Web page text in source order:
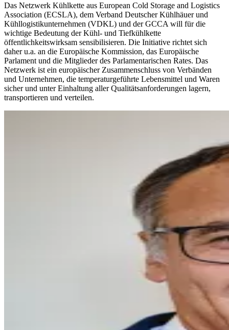
Das Netzwerk Kühlkette aus European Cold Storage and Logistics
Association (ECSLA), dem Verband Deutscher Kühlhäuer und
Kühllogistikunternehmen (VDKL) und der GCCA will für die
wichtige Bedeutung der Kühl- und Tiefkühlkette
öffentlichkeitswirksam sensibilisieren. Die Initiative richtet sich
daher u.a. an die Europäische Kommission, das Europäische
Parlament und die Mitglieder des Parlamentarischen Rates. Das
Netzwerk ist ein europäischer Zusammenschluss von Verbänden
und Unternehmen, die temperaturgeführte Lebensmittel und Waren
sicher und unter Einhaltung aller Qualitätsanforderungen lagern,
transportieren und verteilen.